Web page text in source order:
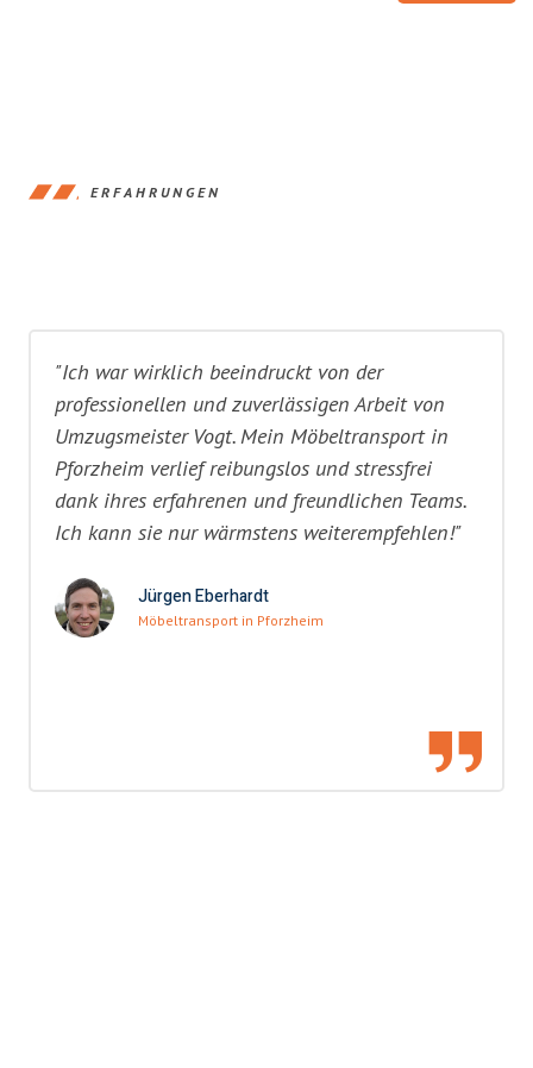
ERFAHRUNGEN
"Ich war wirklich beeindruckt von der
professionellen und zuverlässigen Arbeit von
Umzugsmeister Vogt. Mein Möbeltransport in
Pforzheim verlief reibungslos und stressfrei
dank ihres erfahrenen und freundlichen Teams.
Ich kann sie nur wärmstens weiterempfehlen!"
Jürgen Eberhardt
Möbeltransport in Pforzheim